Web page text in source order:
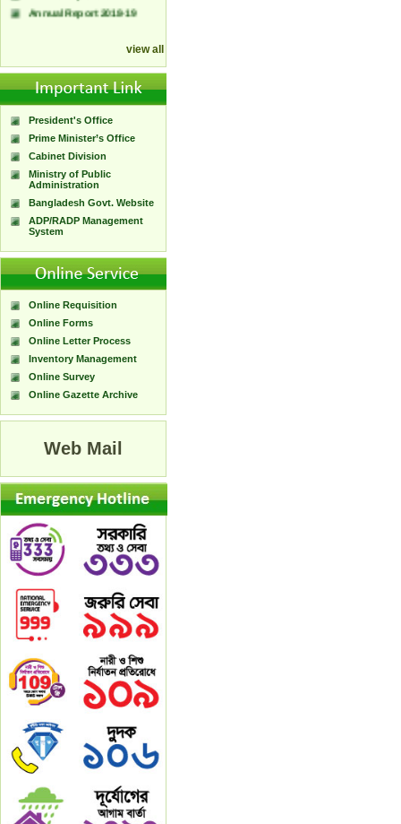
view all
President's Office
Prime Minister’s Office
Cabinet Division
Ministry of Public
Administration
Bangladesh Govt. Website
ADP/RADP Management
System
Online Requisition
Online Forms
Online Letter Process
Inventory Management
Online Survey
Online Gazette Archive
Web Mail